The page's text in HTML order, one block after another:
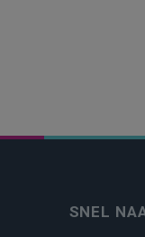
SNEL